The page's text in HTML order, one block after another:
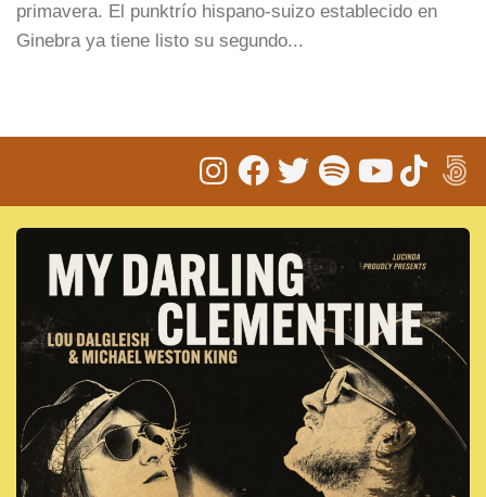
primavera. El punktrío hispano-suizo establecido en
Ginebra ya tiene listo su segundo...